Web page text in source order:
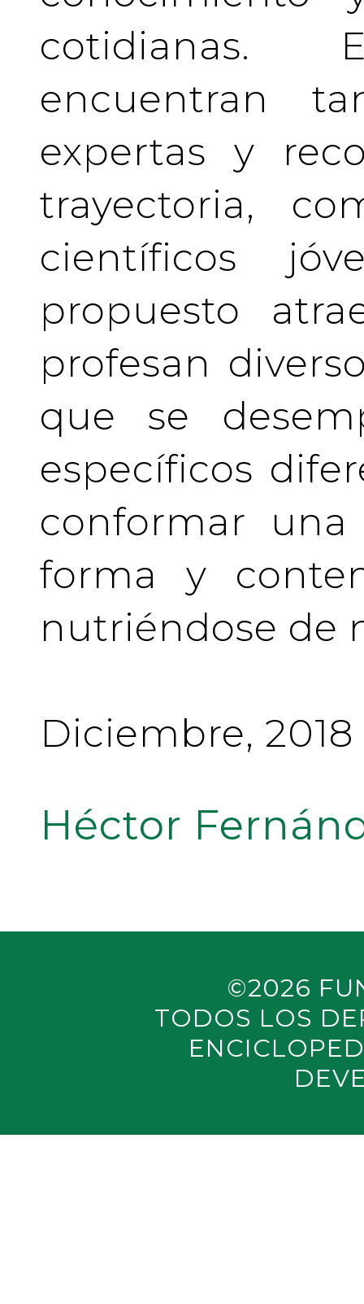
encuentran
expertas y
trayectoria,
científicos
propuesto
profesan
que se
específicos
conformar
forma y
nutriéndose de
Diciembre, 2018
Héctor
©2026
TODOS LOS